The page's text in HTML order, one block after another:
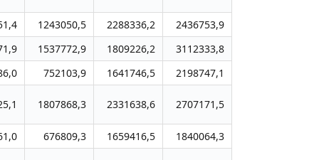
1243050,5 2288336,2 2436753,9
1537772,9 1809226,2 3112333,8
752103,9 1641746,5 2198747,1
1807868,3 2331638,6 2707171,5
676809,3 1659416,5 1840064,3